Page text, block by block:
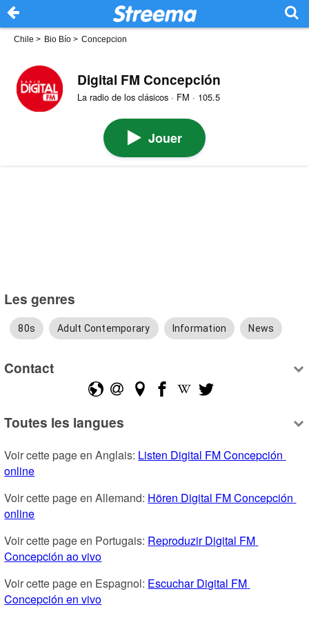
Chile > Bio Bío > Concepcion
Digital FM Concepción
La radio de los clásicos · FM · 105.5
Jouer
Les genres
80s Adult Contemporary Information News
Contact
Toutes les langues
Voir cette page en Anglais: Listen Digital FM Concepción
online
Voir cette page en Allemand: Hören Digital FM Concepción
online
Voir cette page en Portugais: Reproduzir Digital FM
Concepción ao vivo
Voir cette page en Espagnol: Escuchar Digital FM
Concepción en vivo